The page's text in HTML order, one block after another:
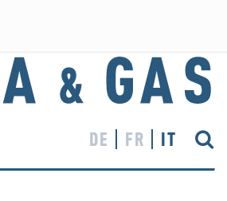
DE FR IT